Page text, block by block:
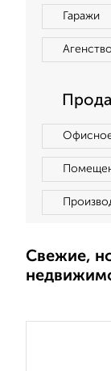
Гаражи
Агенство
Свежие,